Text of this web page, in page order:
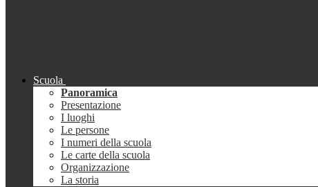
Scuola
Panoramica
Presentazione
I luoghi
Le persone
I numeri della scuola
Le carte della scuola
Organizzazione
La storia